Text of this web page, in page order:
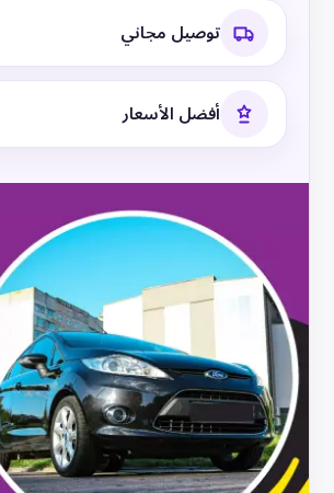
توصيل مجاني
أفضل الأسعار